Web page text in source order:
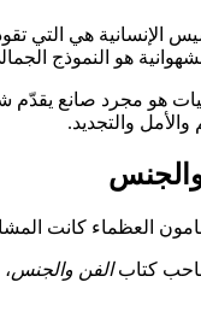
الإنسانية هي التي
هو النموذج
هو مجرد صانع يقدّم
والتجديد.
العظماء كانت
كتابالفن والجنس